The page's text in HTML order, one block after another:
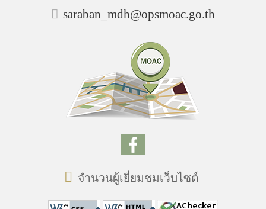
saraban_mdh@opsmoac.go.th
จำนวนผู้เยี่ยมชมเว็บไซต์